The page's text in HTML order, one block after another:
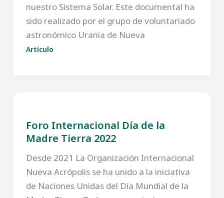
nuestro Sistema Solar. Este documental ha
sido realizado por el grupo de voluntariado
astronómico Urania de Nueva
Artículo
Foro Internacional Día de la
Madre Tierra 2022
Desde 2021 La Organización Internacional
Nueva Acrópolis se ha unido a la iniciativa
de Naciones Unidas del Día Mundial de la